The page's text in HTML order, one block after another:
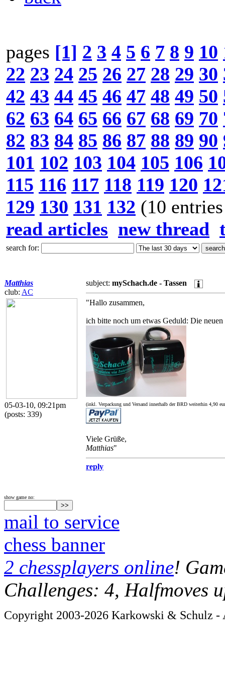
pages [1] 2 3 4 5 6 7 8 9 10
22 23 24 25 26 27 28 29 30
42 43 44 45 46 47 48 49 50
62 63 64 65 66 67 68 69 70
82 83 84 85 86 87 88 89 90
101 102 103 104 105 106
115 116 117 118 119 120
129 130 131 132 (10
read articles new thread
search for:
Matthias
club: AC
05-03-10, 09:21pm
(posts: 339)
subject: mySchach.de - Tassen
"Hallo zusammen,
ich bitte noch um etwas Geduld: Die
(inkl. Verpackung und Versand innerhalb der BRD weiterhin 4,90
Viele Grüße,
Matthias"
reply
show game no:
mail to service
chess banner
2 chessplayers online!
Challenges: 4, Halfmoves
Copyright 2003-2026 Karkowski & Schulz